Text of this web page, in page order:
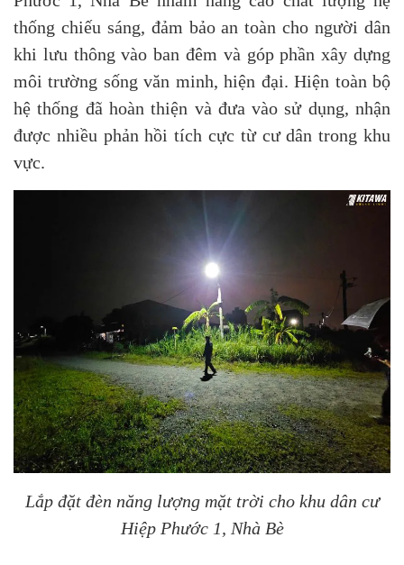
thống chiếu sáng, đảm bảo an toàn cho người dân
khi lưu thông vào ban đêm và góp phần xây dựng
môi trường sống văn minh, hiện đại. Hiện toàn bộ
hệ thống đã hoàn thiện và đưa vào sử dụng, nhận
được nhiều phản hồi tích cực từ cư dân trong khu
vực.
Lắp đặt đèn năng lượng mặt trời cho khu dân cư
Hiệp Phước 1, Nhà Bè